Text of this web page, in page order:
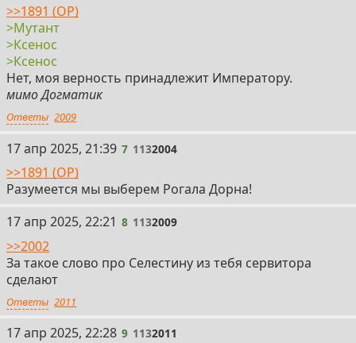
>>1891 (OP)
>Мутант
>Ксенос
>Ксенос
Нет, моя верность принадлежит Императору.
мимо Догматик
Ответы 2009
7
17 апр 2025, 21:39 7 1132004
>>1891 (OP)
Разумеется мы выберем Рогала Дорна!
8
17 апр 2025, 22:21 8 1132009
>>2002
За такое слово про Селестину из тебя сервитора
сделают
Ответы 2011
9
17 апр 2025, 22:28 9 1132011